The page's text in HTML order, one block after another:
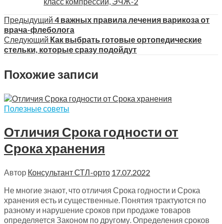
Предыдущий 4 важных правила лечения варикоза от
врача-флеболога
Следующий Как выбрать готовые ортопедические
стельки, которые сразу подойдут
Похожие записи
Полезные советы
Отличия Срока годности от
Срока хранения
Автор Консультант СТЛ-орто 17.07.2022
Не многие знают, что отличия Срока годности и Срока
хранения есть и существенные. Понятия трактуются по
разному и нарушение сроков при продаже товаров
определяется Законом по другому. Определения сроков